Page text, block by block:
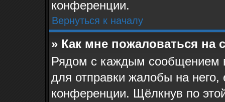
конференции.
Вернуться к началу
» Как мне пожаловаться на
Рядом с каждым сообщением
для отправки жалобы на
конференции. Щёлкнув по